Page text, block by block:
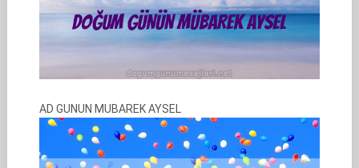
AD GUNUN MUBAREK AYSEL